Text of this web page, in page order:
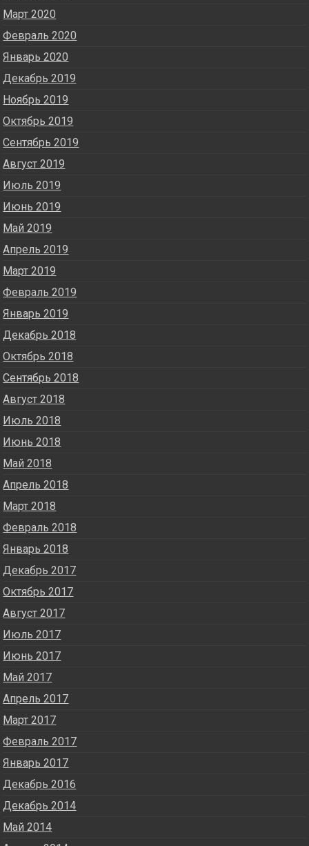
Март 2020
Февраль 2020
Январь 2020
Декабрь 2019
Ноябрь 2019
Октябрь 2019
Сентябрь 2019
Август 2019
Июль 2019
Июнь 2019
Май 2019
Апрель 2019
Март 2019
Февраль 2019
Январь 2019
Декабрь 2018
Октябрь 2018
Сентябрь 2018
Август 2018
Июль 2018
Июнь 2018
Май 2018
Апрель 2018
Март 2018
Февраль 2018
Январь 2018
Декабрь 2017
Октябрь 2017
Август 2017
Июль 2017
Июнь 2017
Май 2017
Апрель 2017
Март 2017
Февраль 2017
Январь 2017
Декабрь 2016
Декабрь 2014
Май 2014